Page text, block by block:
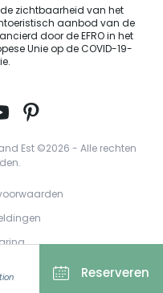
Reserveren
zichtbaarheid van het
aanbod van de
door de EFRO in het
Unie op de COVID-19-
Est ©2026 - Alle rechten